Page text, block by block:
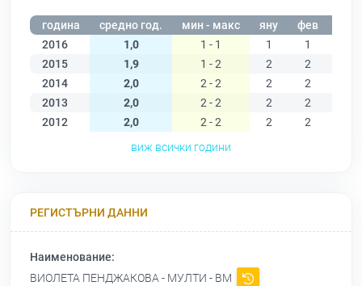
година средно год. мин - макс яну фев
2016
1,0 1 - 1 1 1
2015
1,9 1 - 2 2 2
2014
2,0 2 - 2 2 2
2013
2,0 2 - 2 2 2
2012
2,0 2 - 2 2 2
виж всички години
РЕГИСТЪРНИ ДАННИ
Наименование:
ВИОЛЕТА ПЕНДЖАКОВА - МУЛТИ - ВМ